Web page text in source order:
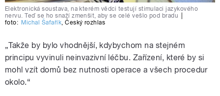
Elektronická soustava, na kterém vědci testují stimulaci jazykového
nervu. Teď se ho snaží zmenšit, aby se celé vešlo pod bradu
foto: Michal Šafařík,Český rozhlas
„Takže by bylo vhodnější, kdybychom na stejném
principu vyvinuli neinvazivní léčbu. Zařízení, které by si
mohl vzít domů bez nutnosti operace a všech procedur
okolo.“